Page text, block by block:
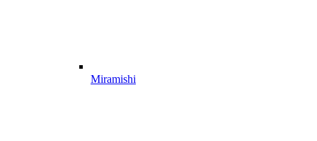
Miramishi